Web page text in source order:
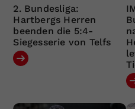
2. Bundesliga:
Hartbergs Herren
beenden die 5:4-
Siegesserie von Telfs